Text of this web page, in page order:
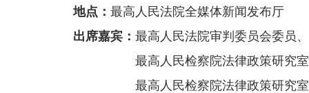
地点： 最高人民法院全媒体新闻发布厅
出席嘉宾： 最高人民法院审判委员会委员
最高人民检察院法律政策
最高人民检察院法律政策研